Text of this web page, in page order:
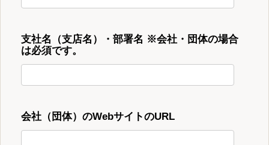
支社名（支店名）・部署名 ※会社・団体の場合
は必須です。
会社（団体）のWebサイトのURL